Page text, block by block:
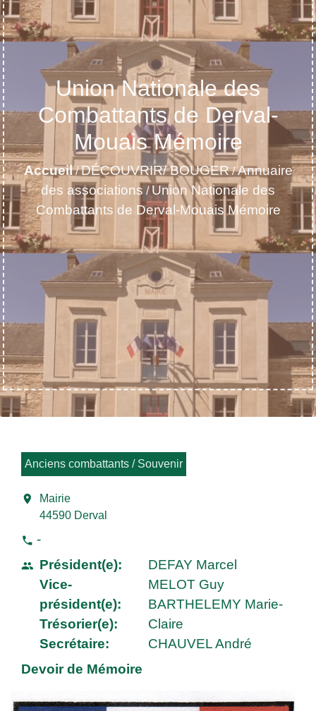
Union Nationale des
Combattants de Derval-
Mouais Mémoire
Accueil/DÉCOUVRIR/ BOUGER/Annuaire
des associations / Union Nationale des
Combattants de Derval-Mouais Mémoire
Anciens combattants / Souvenir
location_on
Mairie
44590 Derval
phone -
people Président(e):
Vice-
président(e):
Trésorier(e):
Secrétaire:
DEFAY Marcel
MELOT Guy
BARTHELEMY Marie-
Claire
CHAUVEL André
Devoir de Mémoire